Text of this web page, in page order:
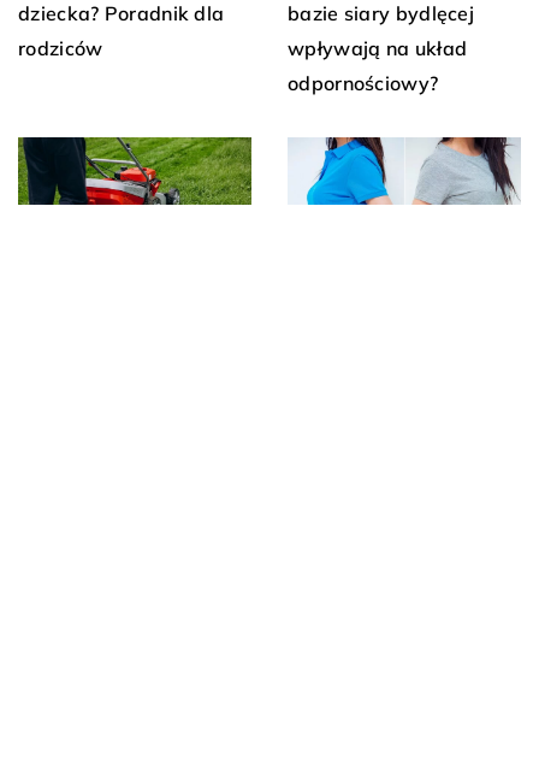
dziecka? Poradnik dla
rodziców
bazie siary bydlęcej
wpływają na układ
odpornościowy?